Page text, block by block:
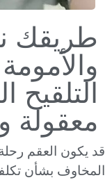
طريقك
التلقيح
معقولة
قد يكون العقم
المخاوف بشأن